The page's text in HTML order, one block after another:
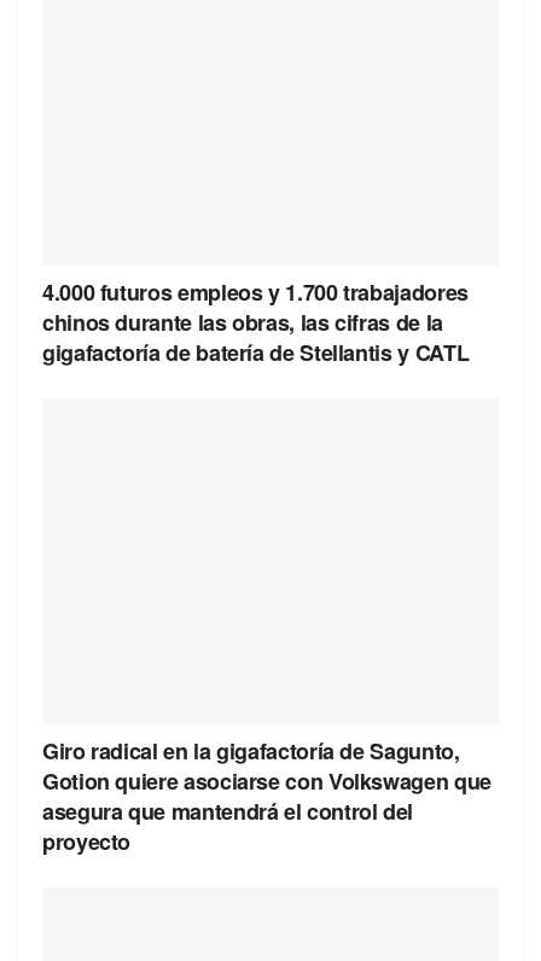
4.000 futuros empleos y 1.700 trabajadores
chinos durante las obras, las cifras de la
gigafactoría de batería de Stellantis y CATL
Giro radical en la gigafactoría de Sagunto,
Gotion quiere asociarse con Volkswagen que
asegura que mantendrá el control del
proyecto